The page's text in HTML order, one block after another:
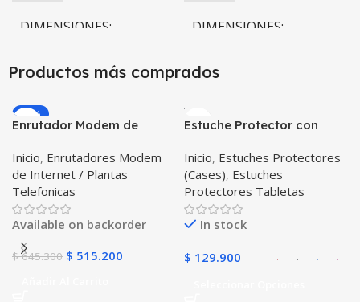
DIMENSIONES
10 × 10 × 10 cm
DIMENSIONES
10 × 10 × 10 cm
Productos más comprados
-20%
Enrutador Modem de
Libre Todo Operador 4G
LTE SIMCARD
Inicio, Enrutadores Modem
de Internet / Plantas
Telefonicas
Available on backorder
$645.300 $ 515.200
Estuche Protector con
Tablet Samsung Galaxy
Tab A8 10.5 2021 – 2022
SM-x200 SM-x205 Anti
golpes con soporte
Inicio, Estuches Protectores
(Cases), Estuches
Protectores Tabletas
In stock
$ 129.900